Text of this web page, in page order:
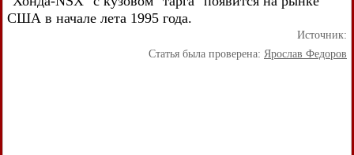
США в начале лета 1995 года.
Источник:
Статья была проверена: Ярослав Федоров